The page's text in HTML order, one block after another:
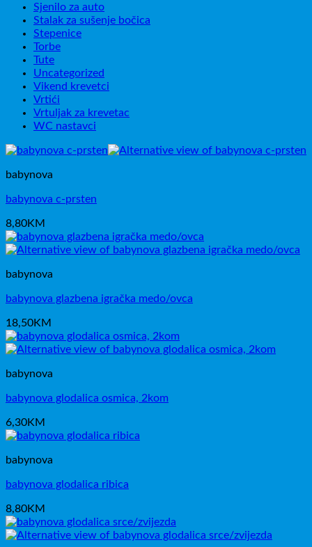
Sjenilo za auto
Stalak za sušenje bočica
Stepenice
Torbe
Tute
Uncategorized
Vikend krevetci
Vrtići
Vrtuljak za krevetac
WC nastavci
babynova
babynova c-prsten
8,80KM
babynova
babynova glazbena igračka medo/ovca
18,50KM
babynova
babynova glodalica osmica, 2kom
6,30KM
babynova
babynova glodalica ribica
8,80KM